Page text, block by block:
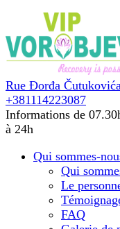
Rue Đorđa
+381114223087
Informations de
à 24h
Qui sommes-
Qui
Le
FAQ